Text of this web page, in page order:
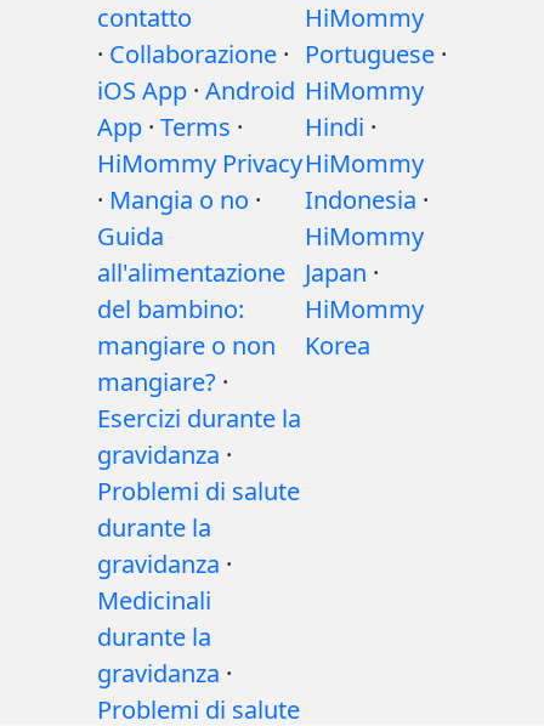
contatto
· Collaborazione ·
iOS App · Android
App · Terms ·
HiMommy Privacy
· Mangia o no ·
Guida
all'alimentazione
del bambino:
mangiare o non
mangiare? ·
Esercizi durante la
gravidanza ·
Problemi di salute
durante la
gravidanza ·
Medicinali
durante la
gravidanza ·
Problemi di salute
HiMommy
Portuguese ·
HiMommy
Hindi ·
HiMommy
Indonesia ·
HiMommy
Japan ·
HiMommy
Korea